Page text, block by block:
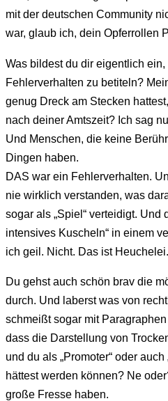
mit der deutschen Community
war, glaub ich, dein Opferrollen
Was bildest du dir eigentlich
Fehlerverhalten zu betiteln?
genug Dreck am Stecken
nach deiner Amtszeit? Ich sag
Und Menschen, die keine
Dingen haben.
DAS war ein Fehlerverhalten.
nie wirklich verstanden, was
sogar als „Spiel“ verteidigt. Und
intensives Kuscheln“ in einem
ich geil. Nicht. Das ist Heuchelei.
Du gehst auch schön brav die
durch. Und laberst was von
schmeißt sogar mit
dass die Darstellung von
und du als „Promoter“ oder
hättest werden können? Ne
große Fresse haben.